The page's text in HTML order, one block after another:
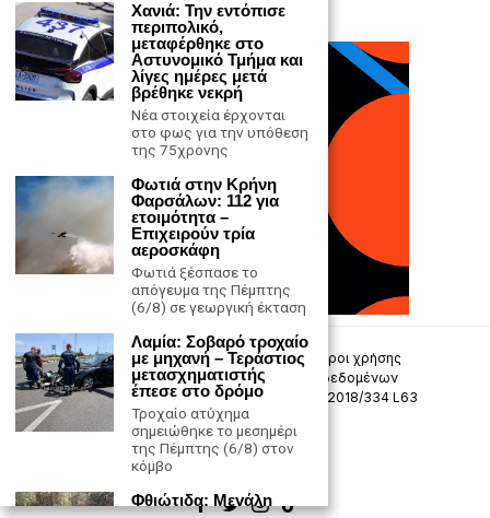
Επικοινωνία Πολιτική Απορρήτου
Όροι χρήσης
Πολιτική προστασίας προσωπικών δεδομένων
Δήλωση συμμόρφωσης -σύσταση (ΕΕ) 2018/334 L63
Μ.Η.Τ. 242033
Χανιά: Την εντόπισε
περιπολικό,
μεταφέρθηκε στο
Αστυνομικό Τμήμα και
λίγες ημέρες μετά
βρέθηκε νεκρή
Νέα στοιχεία έρχονται
στο φως για την υπόθεση
της 75χρονης
Φωτιά στην Κρήνη
Φαρσάλων: 112 για
ετοιμότητα –
Επιχειρούν τρία
αεροσκάφη
Φωτιά ξέσπασε το
απόγευμα της Πέμπτης
(6/8) σε γεωργική έκταση
Λαμία: Σοβαρό τροχαίο
με μηχανή – Τεράστιoς
μετασχηματιστής
έπεσε στο δρόμο
Τροχαίο ατύχημα
σημειώθηκε το μεσημέρι
της Πέμπτης (6/8) στον
κόμβο
Φθιώτιδα: Μεγάλη